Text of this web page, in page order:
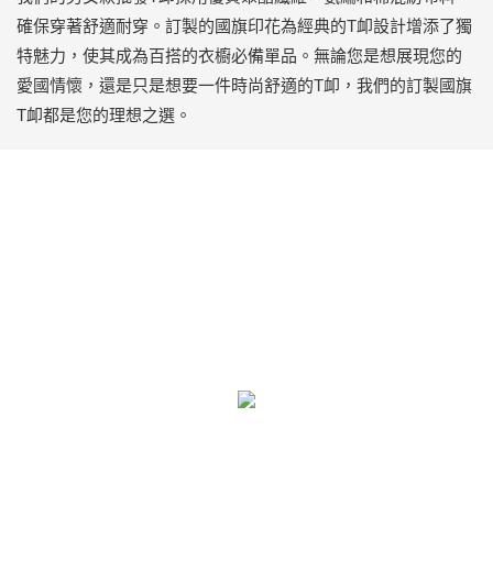
確保穿著舒適耐穿。訂製的國旗印花為經典的T卹設計增添了獨
特魅力，使其成為百搭的衣櫥必備單品。無論您是想展現您的
愛國情懷，還是只是想要一件時尚舒適的T卹，我們的訂製國旗
T卹都是您的理想之選。